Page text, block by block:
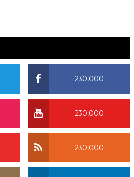
230,000
230,000
230,000